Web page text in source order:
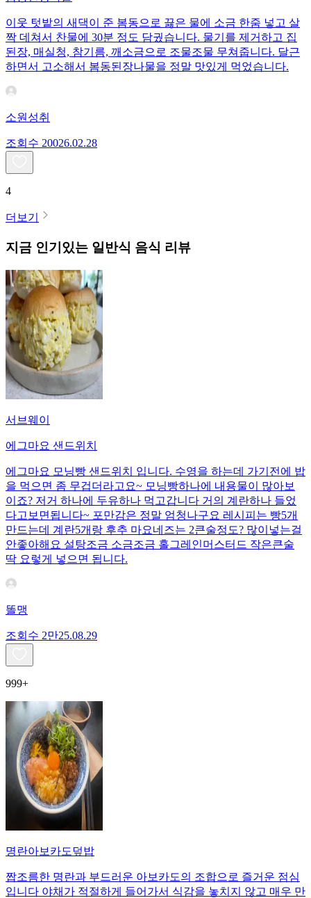
이웃 텃밭의 새댁이 준 봄동으로 끓은 물에 소금 한줌 넣고 살
짝 데쳐서 찬물에 30분 정도 담궜습니다. 물기를 제거하고 집
된장, 매실청, 참기름, 깨소금으로 조물조물 무쳐줍니다. 달근
하면서 고소해서 봄동된장나물을 정말 맛있게 먹었습니다.
소원성취
조회수 20026.02.28
4
더보기
지금 인기있는 일반식 음식 리뷰
서브웨이
에그마요 샌드위치
에그마요 모닝빵 샌드위치 입니다. 수영을 하는데 가기전에 밥
을 먹으면 좀 무겁더라고요~ 모닝빵하나에 내용물이 많아보
이죠? 저거 하나에 두유하나 먹고갑니다 거의 계란하나 들었
다고보면됩니다~ 포만감은 정말 엄청나구요 레시피는 빵5개
만드는데 계란5개랑 후추 마요네즈는 2큰술정도? 많이넣는걸
안좋아해요 설탕조금 소금조금 홀그레인머스터드 작은큰술
딱 요렇게 넣으면 됩니다.
똘맹
조회수 2만25.08.29
999+
명란아보카도덮밥
짭조름한 명란과 부드러운 아보카도의 조합으로 즐거운 점심
입니다 야채가 적절하게 들어가서 식감을 놓치지 않고 매우 만